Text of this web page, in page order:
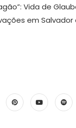
Vida de
em Salvador